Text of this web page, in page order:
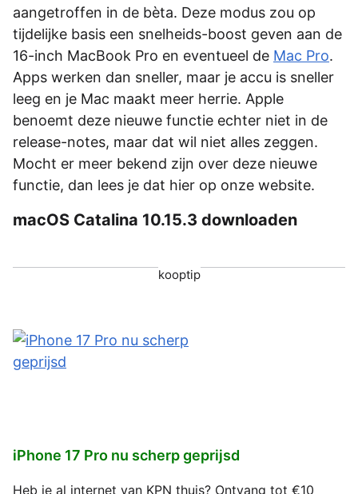
aangetroffen in de bèta. Deze modus zou op
tijdelijke basis een snelheids-boost geven aan de
16-inch MacBook Pro en eventueel de Mac Pro.
Apps werken dan sneller, maar je accu is sneller
leeg en je Mac maakt meer herrie. Apple
benoemt deze nieuwe functie echter niet in de
release-notes, maar dat wil niet alles zeggen.
Mocht er meer bekend zijn over deze nieuwe
functie, dan lees je dat hier op onze website.
macOS Catalina 10.15.3 downloaden
kooptip
iPhone 17 Pro nu scherp geprijsd
Heb je al internet van KPN thuis? Ontvang tot €10